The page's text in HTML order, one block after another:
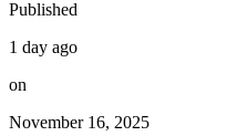
Published
1 day ago
on
November 16, 2025